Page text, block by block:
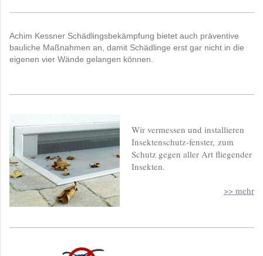
Achim Kessner Schädlingsbekämpfung bietet auch präventive
bauliche Maßnahmen an, damit Schädlinge erst gar nicht in die
eigenen vier Wände gelangen können.
Wir vermessen und installieren
Insektenschutz-fenster, zum
Schutz gegen aller Art fliegender
Insekten.
>> mehr